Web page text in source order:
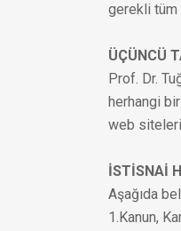
gerekli tüm
ÜÇÜNCÜ
Prof. Dr.
herhangi
web
İSTİSNAİ
Aşağıda
1.Kanun,